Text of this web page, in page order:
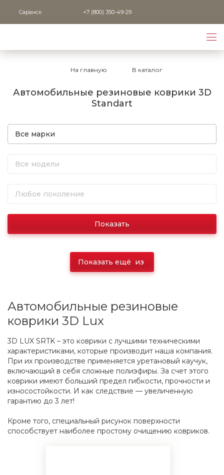
Саранск +7 (800) 350-49-29
На главную В каталог
Автомобильные резиновые коврики 3D
Standart
Показать
Показать ещё из
Автомобильные резиновые
коврики 3D Lux
3D LUX SRTK – это коврики с лучшими техническими
характеристиками, которые производит наша компания.
При их производстве применяется уретановый каучук,
включающий в себя сложные полиэфиры. За счет этого
коврики имеют больший предел гибкости, прочности и
износостойкости. И как следствие — увеличенную
гарантию до 3 лет!
Кроме того, специальный рисунок поверхности
способствует наиболее простому очищению ковриков.